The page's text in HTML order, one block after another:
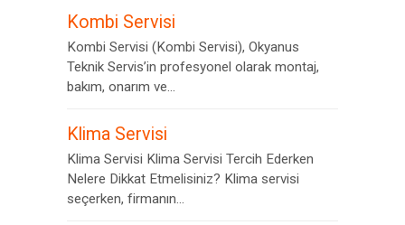
Kombi Servisi
Kombi Servisi (Kombi Servisi), Okyanus
Teknik Servis’in profesyonel olarak montaj,
bakım, onarım ve...
Klima Servisi
Klima Servisi Klima Servisi Tercih Ederken
Nelere Dikkat Etmelisiniz? Klima servisi
seçerken, firmanın...